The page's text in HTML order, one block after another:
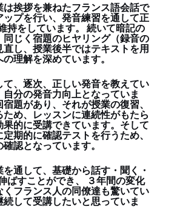
は挨拶を兼ねたフランス語会話で
ップを行い、発音練習を通して正
持をしています。 続いて暗記の
同じく宿題のヒヤリング（録音の
し、授業後半ではテキストを用
理解を深めています。
て、逐次、正しい発音を教えてい
分の発音力向上となっていま
題があり、それが授業の復習、
ため、レッスンに連続性がもたら
果的に受講できています。そして
期的に確認テストを行うため、
認となっています。
通して、基礎から話す・聞く・
ばすことができ、 ３年間の変化
くフランス人の同僚達も驚いてい
続して受講したいと思っていま